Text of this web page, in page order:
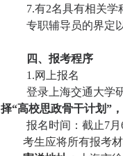
7.有2名具有相关学
专职辅导员的界定
四、报考程序
1.网上报名
登录上海交通大学
择“高校思政骨干计划”
报名时间：截止7月
考生应将所有报考